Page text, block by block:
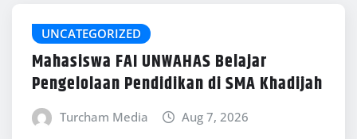
UNCATEGORIZED
Mahasiswa FAI UNWAHAS Belajar
Pengelolaan Pendidikan di SMA Khadijah
Turcham Media Aug 7, 2026